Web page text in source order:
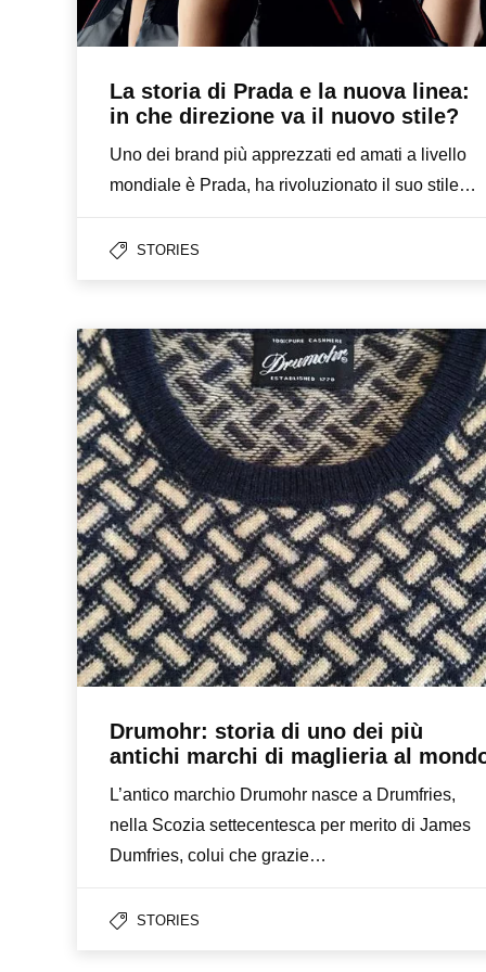
La storia di Prada e la nuova linea:
in che direzione va il nuovo stile?
Uno dei brand più apprezzati ed amati a livello
mondiale è Prada, ha rivoluzionato il suo stile…
STORIES
Drumohr: storia di uno dei più
antichi marchi di maglieria al
L’antico marchio Drumohr nasce a Drumfries,
nella Scozia settecentesca per merito di James
Dumfries, colui che grazie…
STORIES